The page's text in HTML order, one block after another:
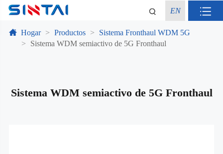
EN
Hogar Productos
Sistema Fronthaul WDM 5G
Sistema WDM semiactivo de 5G Fronthaul
Sistema WDM semiactivo de 5G Fronthaul